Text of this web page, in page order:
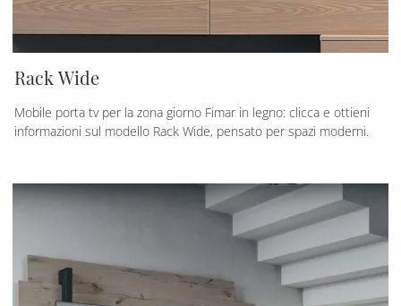
Rack Wide
Mobile porta tv per la zona giorno Fimar in legno: clicca e ottieni
informazioni sul modello Rack Wide, pensato per spazi moderni.